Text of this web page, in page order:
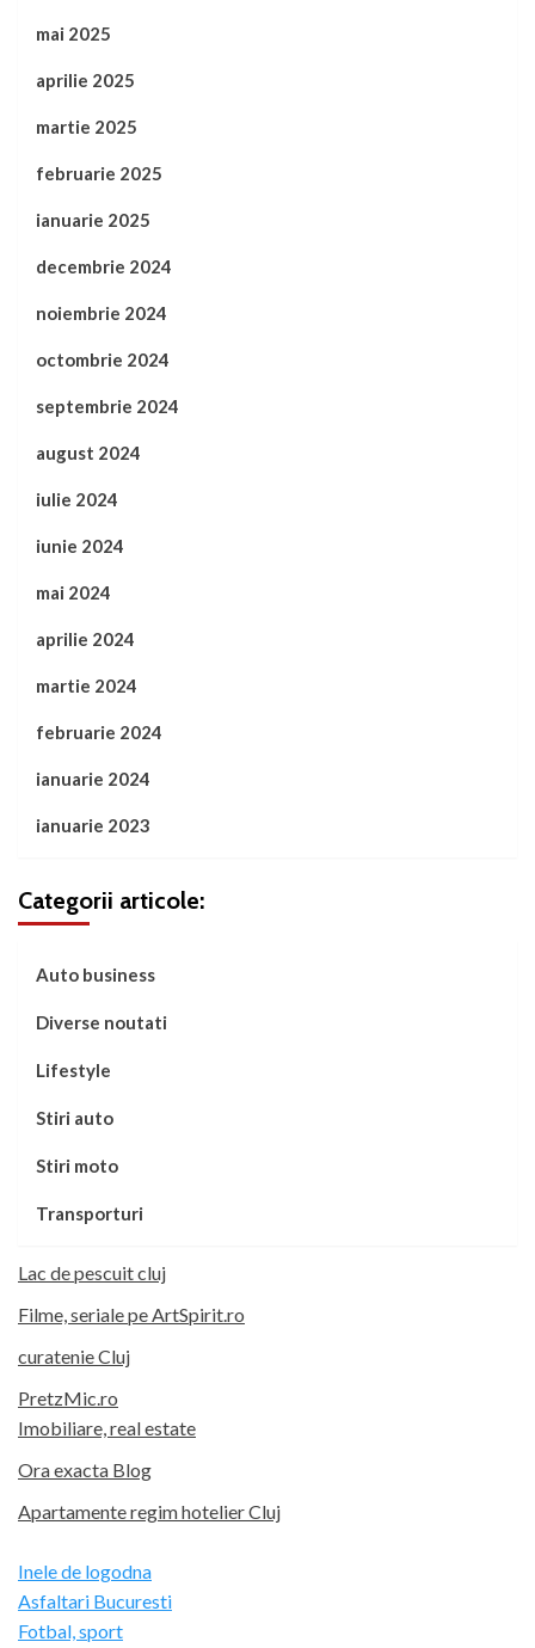
mai 2025
aprilie 2025
martie 2025
februarie 2025
ianuarie 2025
decembrie 2024
noiembrie 2024
octombrie 2024
septembrie 2024
august 2024
iulie 2024
iunie 2024
mai 2024
aprilie 2024
martie 2024
februarie 2024
ianuarie 2024
ianuarie 2023
Categorii articole:
Auto business
Diverse noutati
Lifestyle
Stiri auto
Stiri moto
Transporturi
Lac de pescuit cluj
Filme, seriale pe ArtSpirit.ro
curatenie Cluj
PretzMic.ro
Imobiliare, real estate
Ora exacta Blog
Apartamente regim hotelier Cluj
Inele de logodna
Asfaltari Bucuresti
Fotbal, sport